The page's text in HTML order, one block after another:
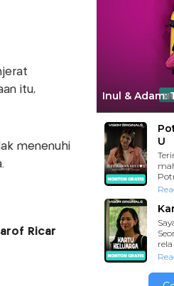
itu,
menenuhi
Ricar